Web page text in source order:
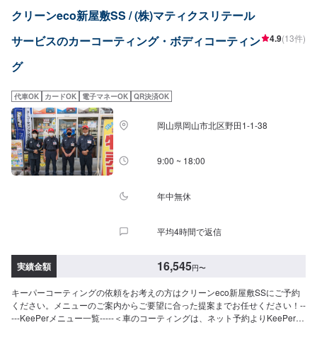
2,970円（Sサイズ）3,310円（Mサイズ）3,620円（Lサイズ）4,180円（LLサ
イズ）4,730円（XLサイズ）＜＜サイドメニュー＞＞◉樹脂フェンダーキーパ
ー（作業時間：50分〜）無塗装樹脂パーツをコートし色あせを防ぎ汚れから
守ります。12,200円車種によって値段が変わります。◉ホイールクリーニング
イールをしっかり守ります。【シングル】（作業時間：50分〜）分厚い1層
（20インチ〜）【ダブル】（作業時間：2時間〜）分厚い2層のガラス被膜
15,500円（〜15インチ）17,600円（16〜19インチ）20,900円（20イン
チ〜）※作業時間は効果時間も含みます。
間）＞汚れの密着を防ぐ独特な防汚能力を持つコーティングです。青空駐車
（SSサイズ）29,500円（Sサイズ）31,800円（Mサイズ）32,900円（Lサイ
（作業時間：3〜8時間）＞人気メニュー！二層コーティングで塗装の色をよ
⚪︎施工価格（車サイズ）49,900円（SSサイズ）55,100円（Sサイズ）60,400
円（Mサイズ）64,400円（Lサイズ）70,900円（LLサイズ）90,700円（XLサ
イズ）▶︎プレミアム仕様（細かい部分まで施工）⚪︎施工価格（車サイズ）
74,600円（SSサイズ）83,000円（Sサイズ）90,300円（Mサイズ）96,600円
（Lサイズ）106,100円（LLサイズ）136,500円（XLサイズ）＜ダブルダイヤ
モンドキーパー（作業時間：4時間〜1日）＞ダイヤモンドキーパーの下部の
レジン被膜を2層重ねた三層コーティング！ノーメンテで3年耐久！（メンテ
（Sサイズ）87,600円（Mサイズ）93,200円（Lサイズ）102,900円（LLサイ
にくい施工です。ノーメンテで3年耐久！（メンテありで5年耐久）⚪︎施工価
イズ）93,200円（Lサイズ）102,900円（LLサイズ）131,400円（XLサイズ）
※1ヶ月無料点検洗車のサービスがございます。詳細は来店時スタッフまでお
ラついた鉄粉を取り除きます。⚪︎施工価格（車サイズ）2,750円（SSサイ
ズ）2,970円（Sサイズ）3,310円（Mサイズ）3,620円（Lサイズ）4,180円
（LLサイズ）4,730円（XLサイズ）◉ピッチ除去（作業時間：15分〜）タイヤ
クリーンeco新屋敷SS / (株)マティクスリテール
サービスのカーコーティング・ボディコーティン
グ
4.9(13件)
代車OK カードOK 電子マネーOK QR決済OK
岡山県岡山市北区野田1-1-38
9:00 ~ 18:00
年中無休
平均4時間で返信
実績金額 16,545円〜
キーパーコーティングの依頼をお考えの方はクリーンeco新屋敷SSにご予約
ください。メニューのご案内からご要望に合った提案までお任せください！--
---KeePerメニュー一覧-----＜車のコーティングは、ネット予約よりKeePerプ